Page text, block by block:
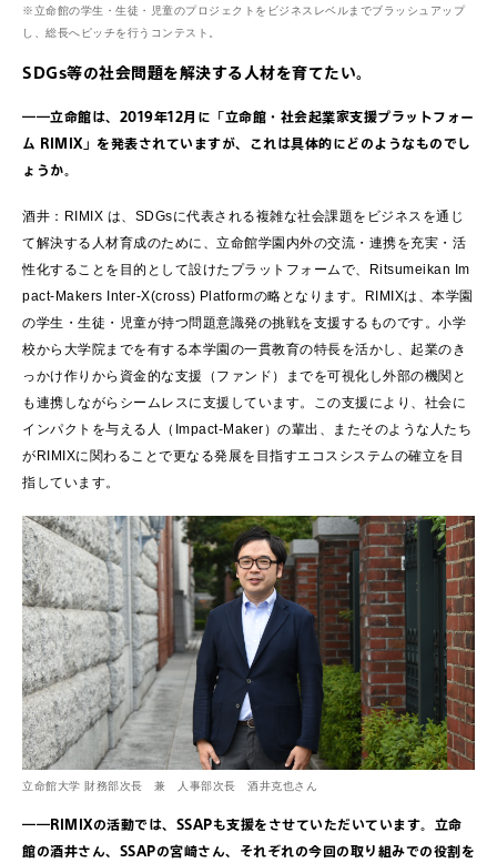
※立命館の学生・生徒・児童のプロジェクトをビジネスレベルまでブラッシュアップ
し、総長へピッチを行うコンテスト。
SDGs等の社会問題を解決する人材を育てたい。
――立命館は、2019年12月に「立命館・社会起業家支援プラットフォー
ム RIMIX」を発表されていますが、これは具体的にどのようなものでし
ょうか。
酒井：RIMIX は、SDGsに代表される複雑な社会課題をビジネスを通じ
て解決する人材育成のために、立命館学園内外の交流・連携を充実・活
性化することを目的として設けたプラットフォームで、Ritsumeikan Im
pact-Makers Inter-X(cross) Platformの略となります。RIMIXは、本学園
の学生・生徒・児童が持つ問題意識発の挑戦を支援するものです。小学
校から大学院までを有する本学園の一貫教育の特長を活かし、起業のき
っかけ作りから資金的な支援（ファンド）までを可視化し外部の機関と
も連携しながらシームレスに支援しています。この支援により、社会に
インパクトを与える人（Impact-Maker）の輩出、またそのような人たち
がRIMIXに関わることで更なる発展を目指すエコスシステムの確立を目
指しています。
立命館大学 財務部次長 兼 人事部次長 酒井克也さん
――RIMIXの活動では、SSAPも支援をさせていただいています。立命
館の酒井さん、SSAPの宮崎さん、それぞれの今回の取り組みでの役割を